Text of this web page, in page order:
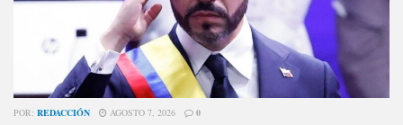
POR: REDACCIÓN AGOSTO 7, 2026 0